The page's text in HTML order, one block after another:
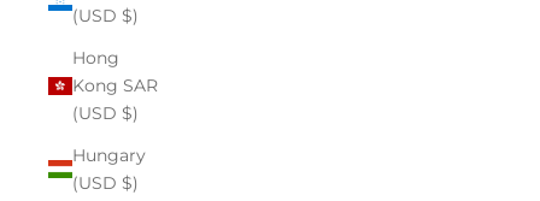
(USD $)
Hong
Kong SAR
(USD $)
Hungary
(USD $)